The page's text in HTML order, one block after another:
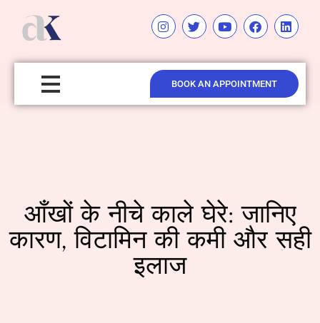
BOOK AN APPOINTMENT
आँखों के नीचे काले घेरे: जानिए
कारण, विटामिन की कमी और सही
इलाज